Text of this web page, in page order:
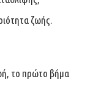
ζωής.
το πρώτο βήμα